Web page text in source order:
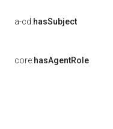
a-cd:hasSubject
core:hasAgentRole